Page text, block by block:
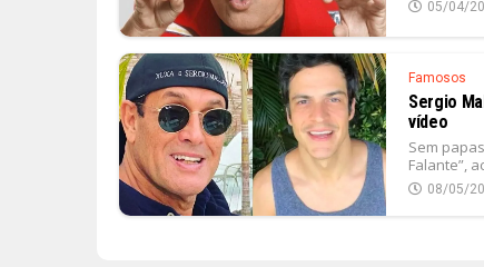
05/04/
Famosos
Sergio
vídeo
Sem
Falante”,
08/05/